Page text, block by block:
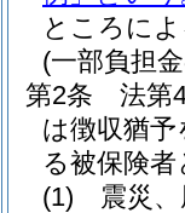
ところに
(一部負担
第2条
法第
は徴収猶
る被保険
(1)
震災